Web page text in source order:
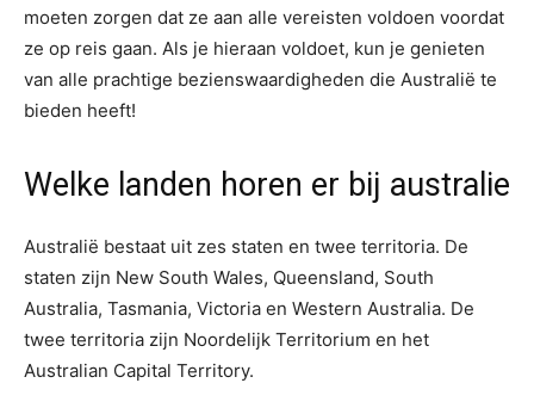
moeten zorgen dat ze aan alle vereisten voldoen voordat
ze op reis gaan. Als je hieraan voldoet, kun je genieten
van alle prachtige bezienswaardigheden die Australië te
bieden heeft!
Welke landen horen er bij australie
Australië bestaat uit zes staten en twee territoria. De
staten zijn New South Wales, Queensland, South
Australia, Tasmania, Victoria en Western Australia. De
twee territoria zijn Noordelijk Territorium en het
Australian Capital Territory.